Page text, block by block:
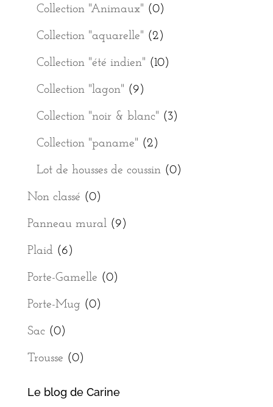
Collection "Animaux" (0)
Collection "aquarelle" (2)
Collection "été indien" (10)
Collection "lagon" (9)
Collection "noir & blanc" (3)
Collection "paname" (2)
Lot de housses de coussin (0)
Non classé (0)
Panneau mural (9)
Plaid (6)
Porte-Gamelle (0)
Porte-Mug (0)
Sac (0)
Trousse (0)
Le blog de Carine